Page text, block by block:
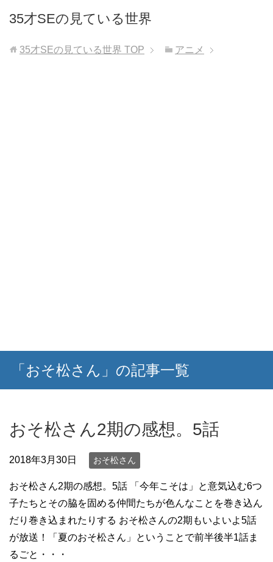
35才SEの見ている世界
35才SEの見ている世界 TOP アニメ
「おそ松さん」の記事一覧
おそ松さん2期の感想。5話
2018年3月30日 おそ松さん
おそ松さん2期の感想。5話 「今年こそは」と意気込む6つ
子たちとその脇を固める仲間たちが色んなことを巻き込ん
だり巻き込まれたりする おそ松さんの2期もいよいよ5話
が放送！「夏のおそ松さん」ということで前半後半1話ま
るごと・・・